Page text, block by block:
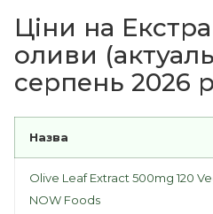
Ціни на
оливи
серпень 2026
Назва
Olive Leaf Extract 500mg 120
NOW Foods